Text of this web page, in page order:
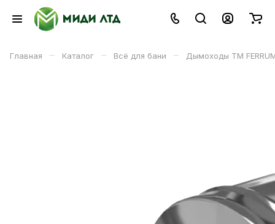
Главная – Каталог – Всё для бани – Дымоходы ТМ